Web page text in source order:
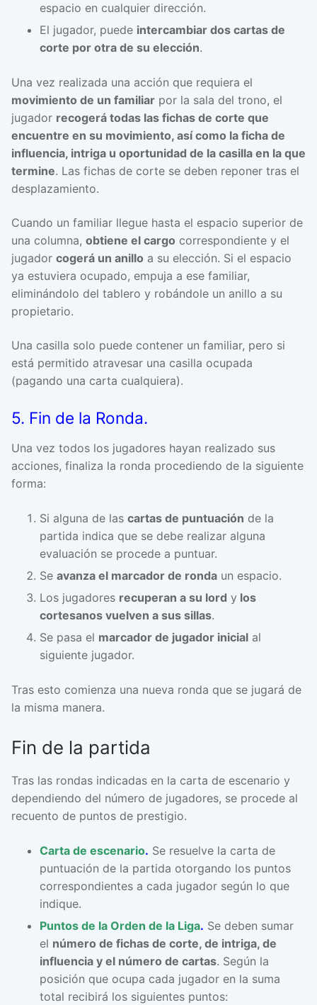
espacio en cualquier dirección.
El jugador, puede intercambiar dos cartas de
corte por otra de su elección.
Una vez realizada una acción que requiera el
movimiento de un familiar por la sala del trono, el
jugador recogerá todas las fichas de corte que
encuentre en su movimiento, así como la ficha de
influencia, intriga u oportunidad de la casilla en la que
termine. Las fichas de corte se deben reponer tras el
desplazamiento.
Cuando un familiar llegue hasta el espacio superior de
una columna, obtiene el cargo correspondiente y el
jugador cogerá un anillo a su elección. Si el espacio
ya estuviera ocupado, empuja a ese familiar,
eliminándolo del tablero y robándole un anillo a su
propietario.
Una casilla solo puede contener un familiar, pero si
está permitido atravesar una casilla ocupada
(pagando una carta cualquiera).
5. Fin de la Ronda.
Una vez todos los jugadores hayan realizado sus
acciones, finaliza la ronda procediendo de la siguiente
forma:
Si alguna de las cartas de puntuación de la
partida indica que se debe realizar alguna
evaluación se procede a puntuar.
Se avanza el marcador de ronda un espacio.
Los jugadores recuperan a su lord y los
cortesanos vuelven a sus sillas.
Se pasa el marcador de jugador inicial al
siguiente jugador.
Tras esto comienza una nueva ronda que se jugará de
la misma manera.
Fin de la partida
Tras las rondas indicadas en la carta de escenario y
dependiendo del número de jugadores, se procede al
recuento de puntos de prestigio.
Carta de escenario. Se resuelve la carta de
puntuación de la partida otorgando los puntos
correspondientes a cada jugador según lo que
indique.
Puntos de la Orden de la Liga. Se deben sumar
el número de fichas de corte, de intriga, de
influencia y el número de cartas. Según la
posición que ocupa cada jugador en la suma
total recibirá los siguientes puntos: